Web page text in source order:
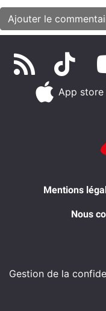
App store
Mentions
Nous
Gestion de la